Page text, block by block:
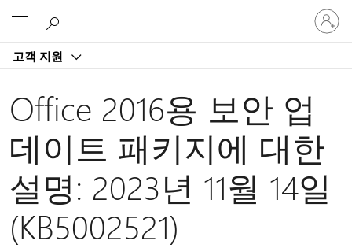
고객 지원
귀
하
계
로
그
인
Office 2016용 보안 업
데이트 패키지에 대한
설명: 2023년 11월 14일
(KB5002521)